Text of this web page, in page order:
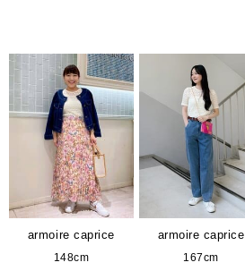
armoire caprice
148cm
armoire caprice
167cm